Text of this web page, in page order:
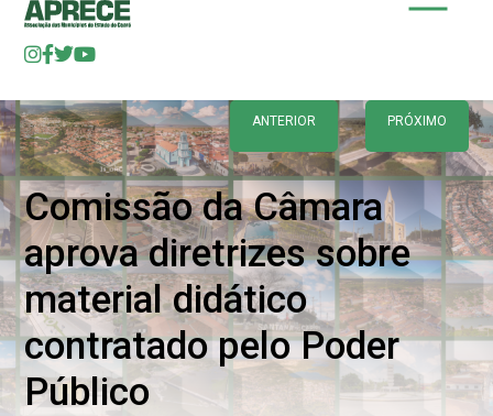
ANTERIOR PRÓXIMO
Comissão da Câmara
aprova diretrizes sobre
material didático
contratado pelo Poder
Público